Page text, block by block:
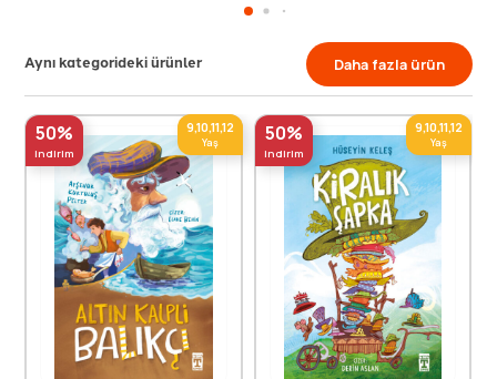
Aynı kategorideki ürünler Daha fazla ürün
50%
indirim
9,10,11,12
Yaş 50%
indirim
9,10,11,12
Yaş